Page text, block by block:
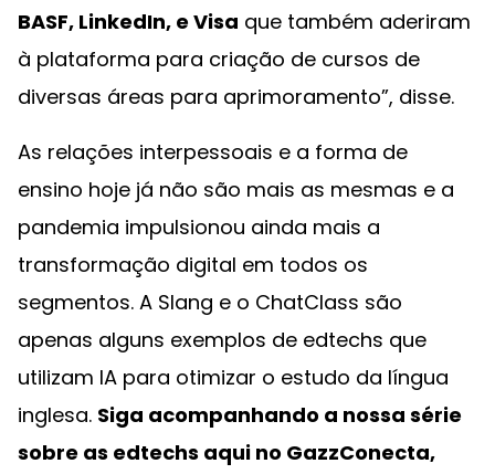
BASF, LinkedIn, e Visa que também aderiram
à plataforma para criação de cursos de
diversas áreas para aprimoramento”, disse.
As relações interpessoais e a forma de
ensino hoje já não são mais as mesmas e a
pandemia impulsionou ainda mais a
transformação digital em todos os
segmentos. A Slang e o ChatClass são
apenas alguns exemplos de edtechs que
utilizam IA para otimizar o estudo da língua
inglesa. Siga acompanhando a nossa série
sobre as edtechs aqui no GazzConecta,